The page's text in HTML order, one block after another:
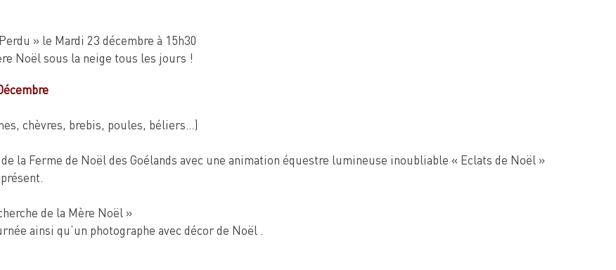
» le Mardi 23 décembre à 15h30
Noël sous la neige tous les jours !
chèvres, brebis, poules, béliers…)
la Ferme de Noël des Goélands avec une animation équestre lumineuse inoubliable « Eclats de Noël »
de la Mère Noël »
ainsi qu’un photographe avec décor de Noël .